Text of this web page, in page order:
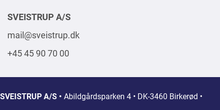
SVEISTRUP A/S
mail@sveistrup.dk
+45 45 90 70 00
SVEISTRUP A/S • Abildgårdsparken 4 • DK-3460 Birkerød •